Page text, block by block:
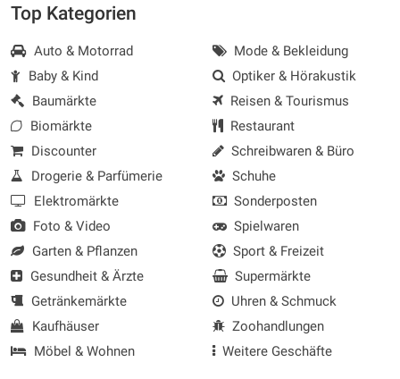
Top Kategorien
Auto & Motorrad
Baby & Kind
Baumärkte
Biomärkte
Discounter
Drogerie & Parfümerie
Elektromärkte
Foto & Video
Garten & Pflanzen
Gesundheit & Ärzte
Getränkemärkte
Kaufhäuser
Möbel & Wohnen
Mode & Bekleidung
Optiker & Hörakustik
Reisen & Tourismus
Restaurant
Schreibwaren & Büro
Schuhe
Sonderposten
Spielwaren
Sport & Freizeit
Supermärkte
Uhren & Schmuck
Zoohandlungen
Weitere Geschäfte